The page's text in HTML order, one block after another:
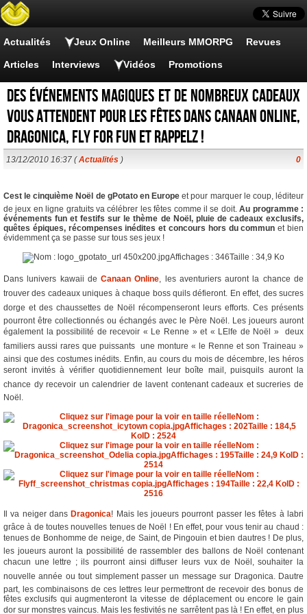
Actualités Jeux Online Meilleurs MMORPG Revues
Articles Interviews Vidéos Promotions
Des événements magiques et de nombreux cadeaux
vous attendent pour les fêtes dans Canaan Online,
Dragonica, Fly For Fun et Rappelz !
13/12/2010 16:37 (Actualités ) 0
Cest le cinquième Noël de gPotato en Europe et pour marquer le coup, léditeur
de jeux en ligne gratuits va célébrer les fêtes comme il se doit.Au programme :
événements fun et festifs sur le thème de Noël, pluie de cadeaux exclusifs,
quêtes épiques, récompenses inédites et concours hors du commun et bien
évidemment ça se passe sur tous ses jeux !
Dans lunivers kawaii deCanaan Online, les aventuriers auront la chance de
trouver des cadeaux uniques à chaque boss quils défieront. En effet, des sucres
dorge et des chaussettes de Noël récompenseront leurs efforts. Ces présents
pourront être collectionnés ou échangés avec le Père Noël. Les joueurs auront
également la possibilité de recevoir « Le Renne » et « LElfe de Noël »  deux
familiers aussi rares que puissants  une monture « le Renne et son Traineau »
ainsi que des costumes inédits. Enfin, au cours du mois de décembre, les héros
seront invités à vérifier quotidiennement leur boîte mail, puisquils auront la
chance dy recevoir un calendrier de lavent contenant cadeaux et sucreries de
Noël.
Il va neiger dans Dragonica! Mais les joueurs pourront passer les fêtes à labri
grâce à de toutes nouvelles tenues de Noël ! En effet, pour vous tenir au chaud :
tenues de Bonhomme de neige, de Saint, de Pingouin et bien dautres ! De plus,
les joueurs auront la possibilité de rassembler des ballons de Noël contenant
chacun une lettre ; ils pourront ainsi diffuser leurs vux de Noël, souhaiter la
nouvelle année ou tout simplement passer un message sur Dragonica. Dautre
part, les combinaisons de ces lettres leur permettront de recevoir des bonus de
fêtes exclusifs qui augmenteront la vitesse de déplacement ou encore le gain
dor sur monstres vaincus. Mais les festivités ne sarrêtent pas là ! En effet, en plus